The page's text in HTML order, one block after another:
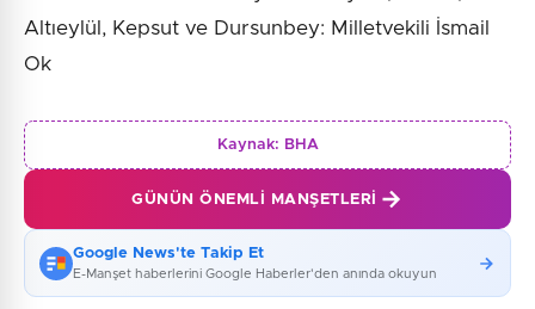
Altıeylül, Kepsut ve Dursunbey: Milletvekili İsmail
Ok
Kaynak: BHA
GÜNÜN ÖNEMLI MANŞETLERI
Google News'te Takip Et
E-Manşet haberlerini Google Haberler'den anında okuyun